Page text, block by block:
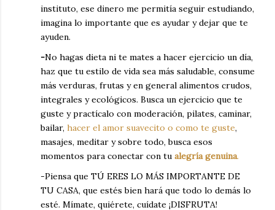
instituto, ese dinero me permitía seguir estudiando,
imagina lo importante que es ayudar y dejar que te
ayuden.
-No hagas dieta ni te mates a hacer ejercicio un día,
haz que tu estilo de vida sea más saludable, consume
más verduras, frutas y en general alimentos crudos,
integrales y ecológicos. Busca un ejercicio que te
guste y practícalo con moderación, pilates, caminar,
bailar, hacer el amor suavecito o como te guste,
masajes, meditar y sobre todo, busca esos
momentos para conectar con tu alegría genuina.
-Piensa que TÚ ERES LO MÁS IMPORTANTE DE
TU CASA, que estés bien hará que todo lo demás lo
esté. Mímate, quiérete, cuídate ¡DISFRUTA!